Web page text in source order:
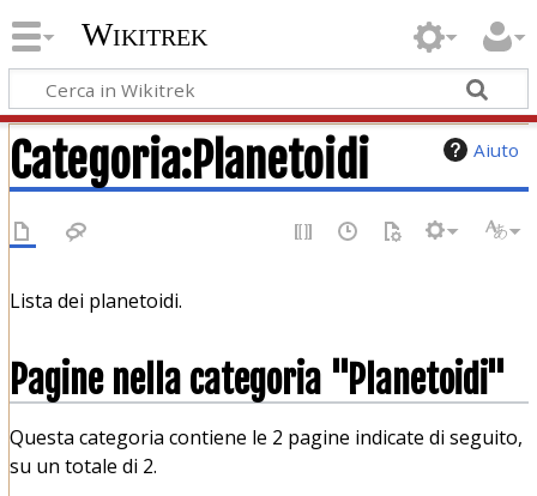
Wikitrek
Aiuto
Categoria:Planetoidi
Lista dei planetoidi.
Pagine nella categoria "Planetoidi"
Questa categoria contiene le 2 pagine indicate di seguito,
su un totale di 2.